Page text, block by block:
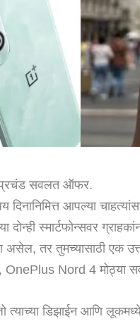
प्रचंड सवलत ऑफर.
दिनानिमित्त आपल्या
स्मार्टफोन्सवर
असेल, तर तुमच्यासाठी एक
Nord 4 मोठ्या
त्याच्या डिझाईन आणि